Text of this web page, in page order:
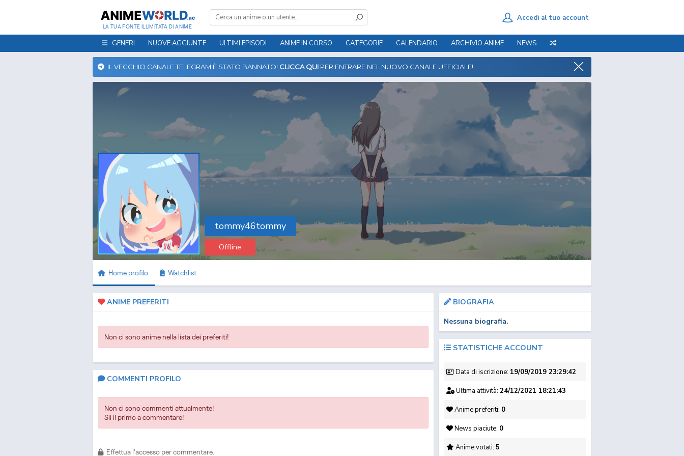
LA TUA FONTE ILLIMITATA DI ANIME
Accedi al tuo account
GENERI NUOVE AGGIUNTE ULTIMI EPISODI ANIME IN CORSO CATEGORIE CALENDARIO ARCHIVIO ANIME NEWS
IL VECCHIO CANALE TELEGRAM È STATO BANNATO! CLICCA QUI PER ENTRARE NEL NUOVO CANALE UFFICIALE!
tommy46tommy
Offline
Home profilo Watchlist
ANIME PREFERITI
Non ci sono anime nella lista dei preferiti!
COMMENTI PROFILO
Non ci sono commenti attualmente!
Sii il primo a commentare!
Effettua l'accesso per commentare.
BIOGRAFIA
Nessuna biografia.
STATISTICHE ACCOUNT
Data di iscrizione: 19/09/2019 23:29:42
Ultima attività: 24/12/2021 18:21:43
Anime preferiti: 0
News piaciute: 0
Anime votati: 5